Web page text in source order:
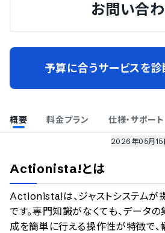
お問い合
予算に合うサービスを
概要 料金プラン 仕様・サポート
2026年05月
のサ
情報更新者：業界DX最強ナビ編集部
Actionista!とは
Actionista!は、ジャストシステムが
です。専門知識がなくても、データの
成を簡単に行える操作性が特徴で